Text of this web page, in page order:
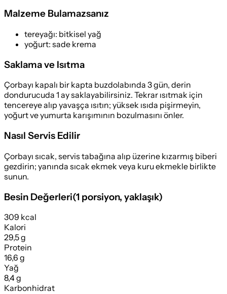
Malzeme Bulamazsanız
tereyağı: bitkisel yağ
yoğurt: sade krema
Saklama ve Isıtma
Çorbayı kapalı bir kapta buzdolabında 3 gün, derin
dondurucuda 1 ay saklayabilirsiniz. Tekrar ısıtmak için
tencereye alıp yavaşça ısıtın; yüksek ısıda pişirmeyin,
yoğurt ve yumurta karışımının bozulmasını önler.
Nasıl Servis Edilir
Çorbayı sıcak, servis tabağına alıp üzerine kızarmış biberi
gezdirin; yanında sıcak ekmek veya kuru ekmekle birlikte
sunun.
Besin Değerleri(1 porsiyon, yaklaşık)
309 kcal
Kalori
29,5 g
Protein
16,6 g
Yağ
8,4 g
Karbonhidrat